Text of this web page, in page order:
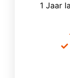
1 Jaar